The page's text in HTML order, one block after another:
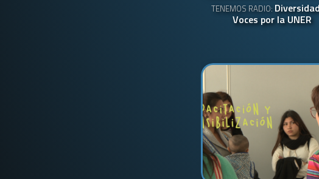
TENEMOS RADIO:
Voces por la UNER